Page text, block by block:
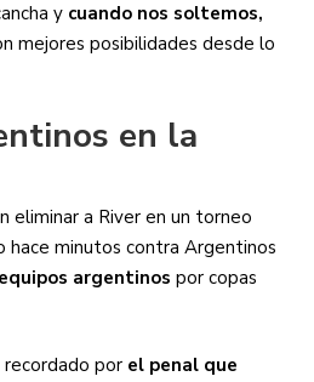
y cuando nos soltemos,
mejores posibilidades desde lo
en la
eliminar a River en un torneo
hace minutos contra Argentinos
argentinos por copas
recordado por el penal que